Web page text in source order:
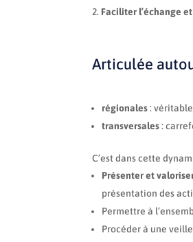
Faciliter l’échange
Articulée
régionales:
transversales:
C’est dans cette
Présenter et
présentation des
Permettre à
Procéder à une